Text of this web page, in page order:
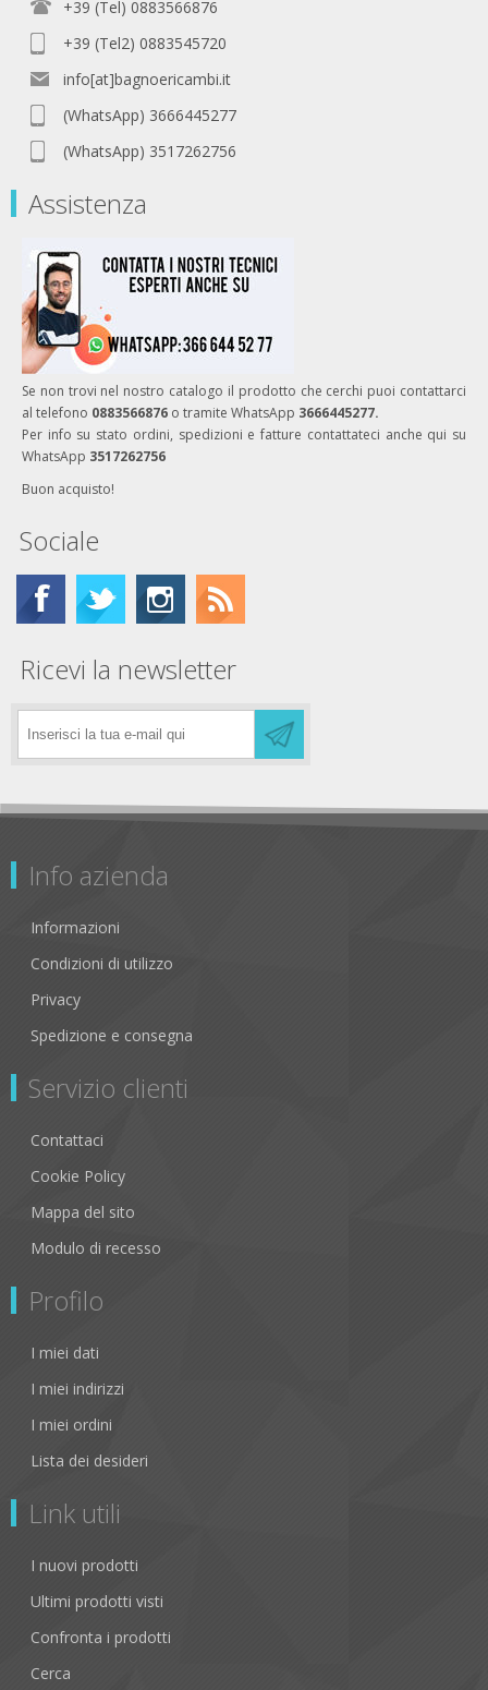
+39 (Tel) 0883566876
+39 (Tel2) 0883545720
info[at]bagnoericambi.it
(WhatsApp) 3666445277
(WhatsApp) 3517262756
Assistenza
Se non trovi nel nostro catalogo il prodotto che cerchi puoi contattarci
al telefono 0883566876 o tramite WhatsApp 3666445277.
Per info su stato ordini, spedizioni e fatture contattateci anche qui su
WhatsApp 3517262756
Buon acquisto!
Sociale
Ricevi la newsletter
Info azienda
Informazioni
Condizioni di utilizzo
Privacy
Spedizione e consegna
Servizio clienti
Contattaci
Cookie Policy
Mappa del sito
Modulo di recesso
Profilo
I miei dati
I miei indirizzi
I miei ordini
Lista dei desideri
Link utili
I nuovi prodotti
Ultimi prodotti visti
Confronta i prodotti
Cerca